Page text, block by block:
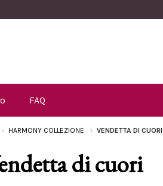
FAQ
HARMONY COLLEZIONE VENDETTA DI CUORI
di cuori